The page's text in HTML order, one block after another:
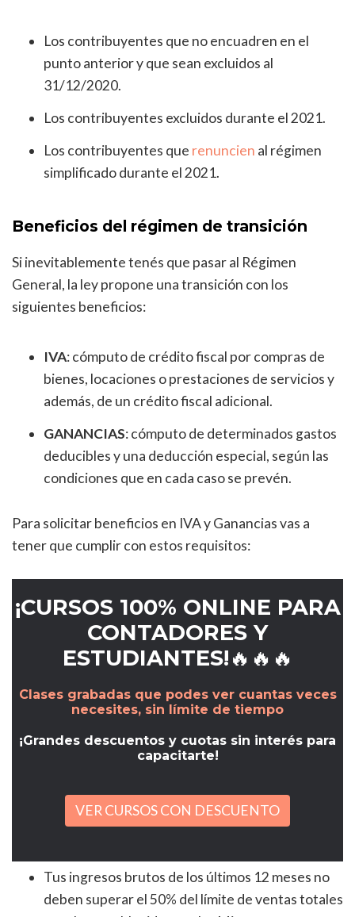
Los contribuyentes que no encuadren en el
punto anterior y que sean excluidos al
31/12/2020.
Los contribuyentes excluidos durante el 2021.
Los contribuyentes que renuncien al régimen
simplificado durante el 2021.
Beneficios del régimen de transición
Si inevitablemente tenés que pasar al Régimen
General, la ley propone una transición con los
siguientes beneficios:
IVA: cómputo de crédito fiscal por compras de
bienes, locaciones o prestaciones de servicios y
además, de un crédito fiscal adicional.
GANANCIAS: cómputo de determinados gastos
deducibles y una deducción especial, según las
condiciones que en cada caso se prevén.
Para solicitar beneficios en IVA y Ganancias vas a
tener que cumplir con estos requisitos:
¡CURSOS 100% ONLINE PARA
CONTADORES Y
ESTUDIANTES!🔥🔥🔥
Clases grabadas que podes ver cuantas veces
necesites, sin límite de tiempo
¡Grandes descuentos y cuotas sin interés para
capacitarte!
VER CURSOS CON DESCUENTO
Tus ingresos brutos de los últimos 12 meses no
deben superar el 50% del límite de ventas totales